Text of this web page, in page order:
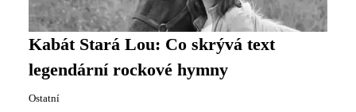
Kabát Stará Lou: Co skrývá text
legendární rockové hymny
Ostatní